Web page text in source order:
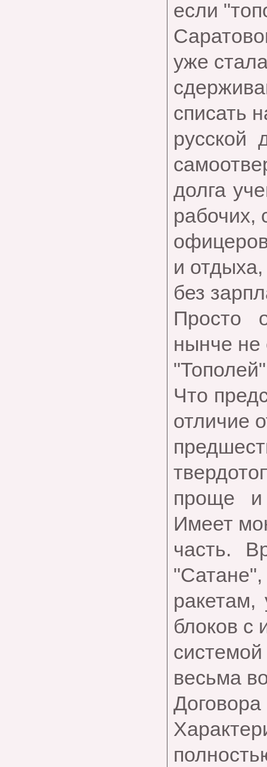
если
уже
списать
русской
долга
рабочих,
и
без
Просто
нынче не
Что
отличие
проще и
Имеет
часть.
ракетам,
блоков с
весьма